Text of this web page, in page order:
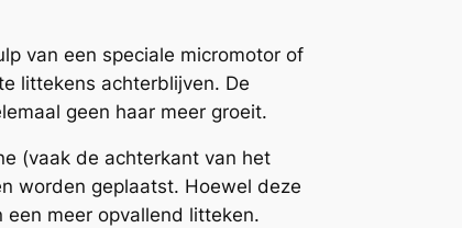
van een speciale micromotor of
littekens achterblijven. De
geen haar meer groeit.
(vaak de achterkant van het
worden geplaatst. Hoewel deze
meer opvallend litteken.